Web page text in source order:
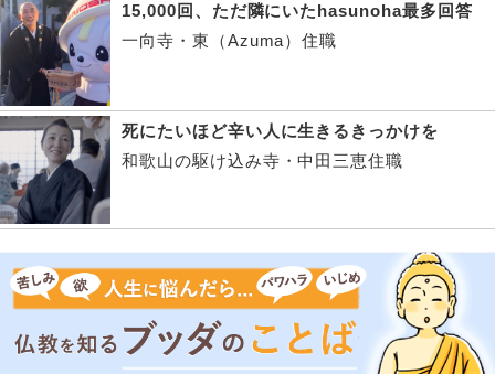
15,000回、ただ隣にいたhasunoha最多回答
一向寺・東（Azuma）住職
死にたいほど辛い人に生きるきっかけを
和歌山の駆け込み寺・中田三恵住職